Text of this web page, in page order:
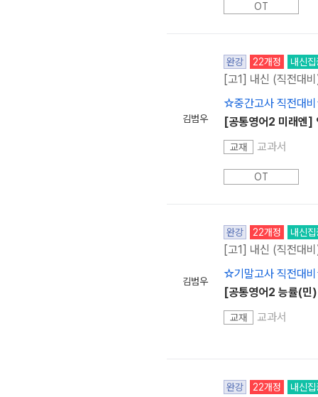
OT
김범우
완강 22개정 내신집
[고1] 내신 (직전대
☆중간고사 직전대
[공통영어2 미래엔]
교재 교과서
OT
김범우
완강 22개정 내신집
[고1] 내신 (직전대
☆기말고사 직전대
[공통영어2 능률(민
교재 교과서
완강 22개정 내신집